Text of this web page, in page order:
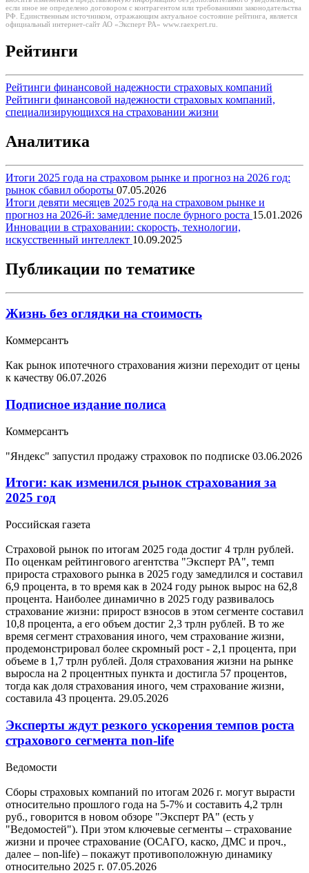
если иное не определено договором с контрагентом или требованиями законодательства
РФ. Единственным источником, отражающим актуальное состояние рейтинга, является
официальный интернет-сайт АО «Эксперт РА» www.raexpert.ru.
Рейтинги
Рейтинги финансовой надежности страховых компаний
Рейтинги финансовой надежности страховых компаний,
специализирующихся на страховании жизни
Аналитика
Итоги 2025 года на страховом рынке и прогноз на 2026 год:
рынок сбавил обороты 07.05.2026
Итоги девяти месяцев 2025 года на страховом рынке и
прогноз на 2026-й: замедление после бурного роста 15.01.2026
Инновации в страховании: скорость, технологии,
искусственный интеллект 10.09.2025
Публикации по тематике
Жизнь без оглядки на стоимость
Коммерсантъ
Как рынок ипотечного страхования жизни переходит от цены
к качеству 06.07.2026
Подписное издание полиса
Коммерсантъ
"Яндекс" запустил продажу страховок по подписке 03.06.2026
Итоги: как изменился рынок страхования за
2025 год
Российская газета
Страховой рынок по итогам 2025 года достиг 4 трлн рублей.
По оценкам рейтингового агентства "Эксперт РА", темп
прироста страхового рынка в 2025 году замедлился и составил
6,9 процента, в то время как в 2024 году рынок вырос на 62,8
процента. Наиболее динамично в 2025 году развивалось
страхование жизни: прирост взносов в этом сегменте составил
10,8 процента, а его объем достиг 2,3 трлн рублей. В то же
время сегмент страхования иного, чем страхование жизни,
продемонстрировал более скромный рост - 2,1 процента, при
объеме в 1,7 трлн рублей. Доля страхования жизни на рынке
выросла на 2 процентных пункта и достигла 57 процентов,
тогда как доля страхования иного, чем страхование жизни,
составила 43 процента. 29.05.2026
Эксперты ждут резкого ускорения темпов роста
страхового сегмента non-life
Ведомости
Сборы страховых компаний по итогам 2026 г. могут вырасти
относительно прошлого года на 5-7% и составить 4,2 трлн
руб., говорится в новом обзоре "Эксперт РА" (есть у
"Ведомостей"). При этом ключевые сегменты – страхование
жизни и прочее страхование (ОСАГО, каско, ДМС и проч.,
далее – non-life) – покажут противоположную динамику
относительно 2025 г. 07.05.2026